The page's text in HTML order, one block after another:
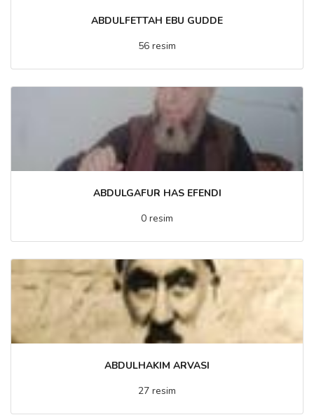
ABDULFETTAH EBU GUDDE
56 resim
ABDULGAFUR HAS EFENDI
0 resim
ABDULHAKIM ARVASI
27 resim